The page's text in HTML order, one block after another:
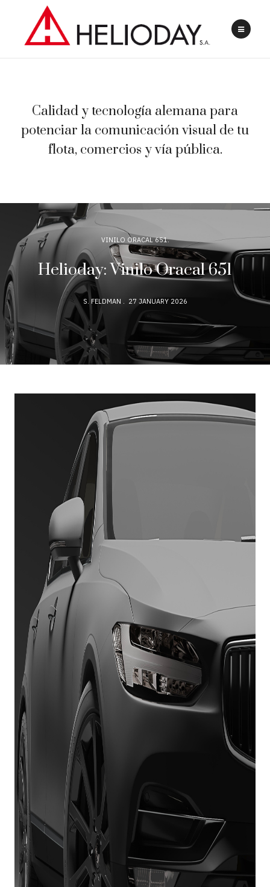
Calidad y tecnología alemana para
potenciar la comunicación visual de tu
flota, comercios y vía pública.
VINILO ORACAL 651
Helioday: Vinilo Oracal 651
S. FELDMAN 27 JANUARY 2026